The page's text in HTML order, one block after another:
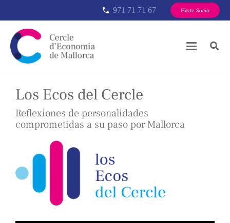
phone 971 71 71 67 Hazte Socio
Los Ecos del Cercle
Reflexiones de personalidades
comprometidas a su paso por Mallorca